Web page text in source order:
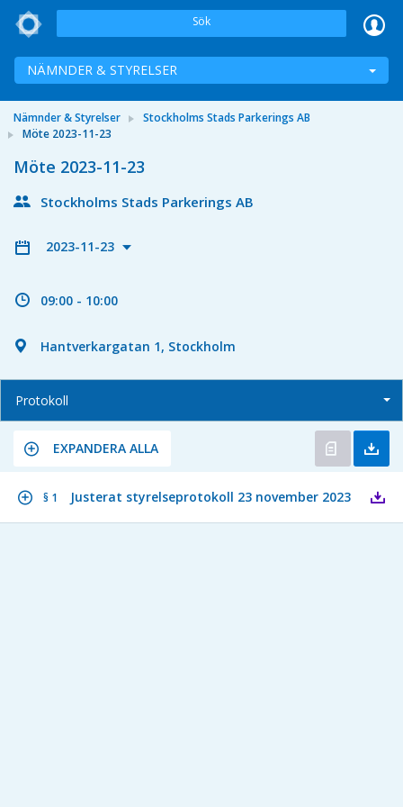
Sök
NÄMNDER & STYRELSER
Nämnder & Styrelser
Stockholms Stads Parkerings AB
Möte 2023-11-23
Möte 2023-11-23
Stockholms Stads Parkerings AB
2023-11-23
09:00 - 10:00
Hantverkargatan 1, Stockholm
Protokoll
EXPANDERA ALLA
§ 1 Justerat styrelseprotokoll 23 november 2023